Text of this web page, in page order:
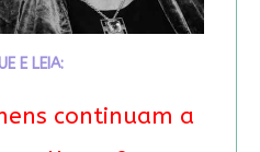
E LEIA:
continuam a